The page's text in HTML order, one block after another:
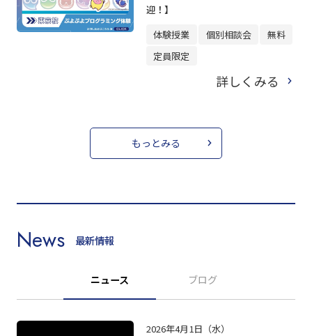
迎！】
体験授業
個別相談会
無料
定員限定
詳しくみる
もっとみる
News 最新情報
ニュース ブログ
2026年4月1日（水）